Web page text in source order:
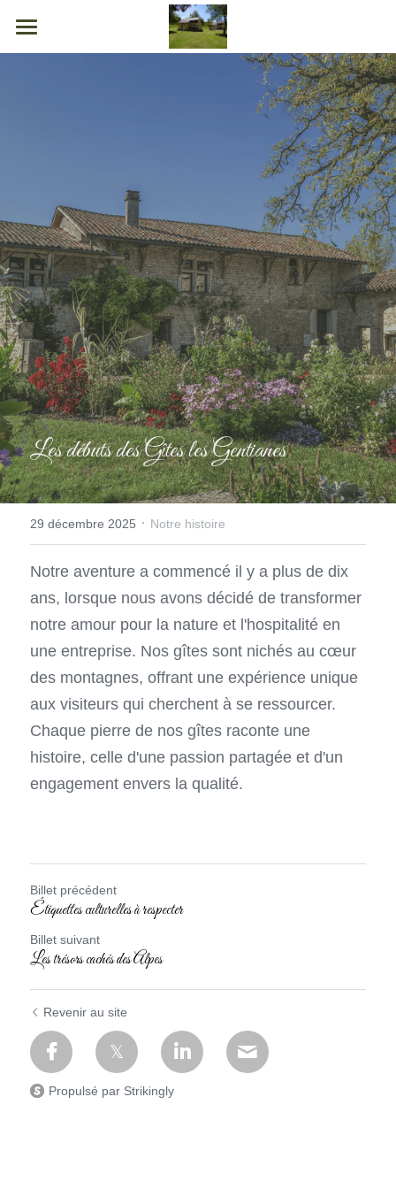
0660072751 Lieu dit La Valette 15110
CHAUDES AIGUES
rocherbeat@gmail.com
POWERED BY
Les débuts des Gîtes les Gentianes
29 décembre 2025 · Notre histoire
Notre aventure a commencé il y a plus de dix
ans, lorsque nous avons décidé de transformer
notre amour pour la nature et l'hospitalité en
une entreprise. Nos gîtes sont nichés au cœur
des montagnes, offrant une expérience unique
aux visiteurs qui cherchent à se ressourcer.
Chaque pierre de nos gîtes raconte une
histoire, celle d'une passion partagée et d'un
engagement envers la qualité.
Billet précédent
Étiquettes culturelles à respecter
Billet suivant
Les trésors cachés des Alpes
Revenir au site
Propulsé par Strikingly